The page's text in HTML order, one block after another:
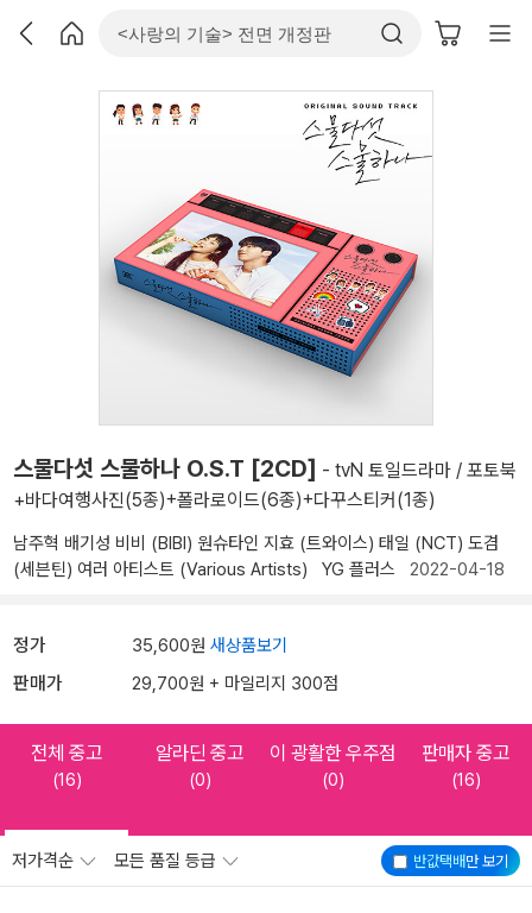
스물다섯 스물하나 O.S.T [2CD] - tvN 토일드라마 / 포토북
+바다여행사진(5종)+폴라로이드(6종)+다꾸스티커(1종)
남주혁 배기성 비비 (BIBI) 원슈타인 지효 (트와이스) 태일 (NCT) 도겸
(세븐틴) 여러 아티스트 (Various Artists) YG 플러스 2022-04-18
정가 35,600원 새상품보기
판매가 29,700원 + 마일리지 300점
전체 중고
(16)
알라딘 중고
(0)
이 광활한 우주점
(0)
판매자 중고
(16)
반값택배만 보기
저가격순 모든 품질 등급